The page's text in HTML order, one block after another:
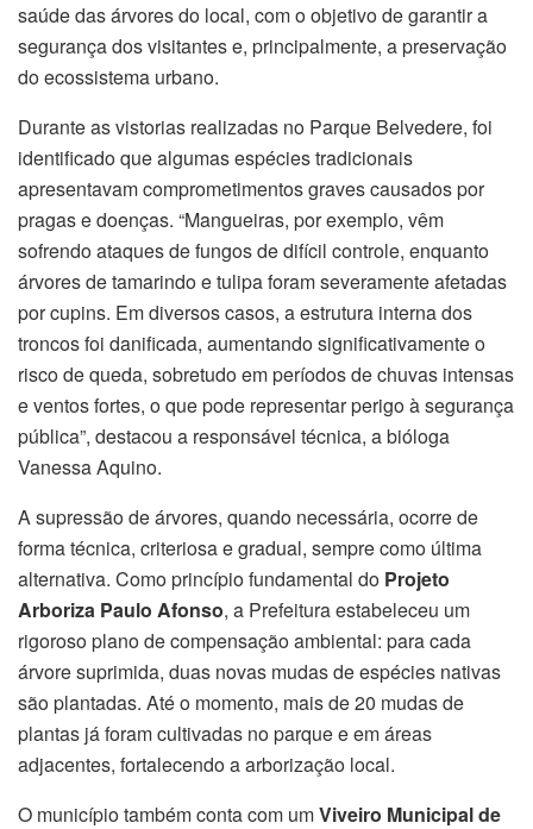
saúde das árvores do local, com o objetivo de garantir a
segurança dos visitantes e, principalmente, a preservação
do ecossistema urbano.
Durante as vistorias realizadas no Parque Belvedere, foi
identificado que algumas espécies tradicionais
apresentavam comprometimentos graves causados por
pragas e doenças. “Mangueiras, por exemplo, vêm
sofrendo ataques de fungos de difícil controle, enquanto
árvores de tamarindo e tulipa foram severamente afetadas
por cupins. Em diversos casos, a estrutura interna dos
troncos foi danificada, aumentando significativamente o
risco de queda, sobretudo em períodos de chuvas intensas
e ventos fortes, o que pode representar perigo à segurança
pública”, destacou a responsável técnica, a bióloga
Vanessa Aquino.
A supressão de árvores, quando necessária, ocorre de
forma técnica, criteriosa e gradual, sempre como última
alternativa. Como princípio fundamental do Projeto
Arboriza Paulo Afonso, a Prefeitura estabeleceu um
rigoroso plano de compensação ambiental: para cada
árvore suprimida, duas novas mudas de espécies nativas
são plantadas. Até o momento, mais de 20 mudas de
plantas já foram cultivadas no parque e em áreas
adjacentes, fortalecendo a arborização local.
O município também conta com umViveiro Municipal de